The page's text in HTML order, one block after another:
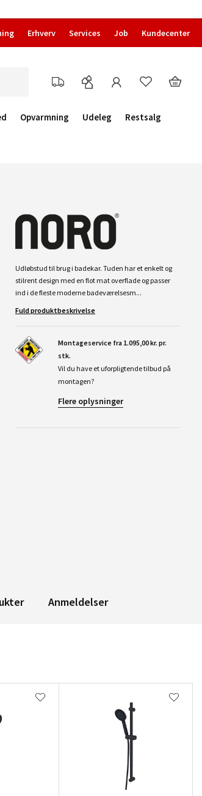
Erhverv Services Job Kundecenter
Opvarmning Udeleg
Restsalg
Udløbstud til brug i badekar. Tuden har et enkelt og
stilrent design med en flot mat overflade og passer
ind i de fleste moderne badeværelsesm...
Fuld produktbeskrivelse
Montageservice fra 1.095,00 kr. pr.
stk.
Vil du have et uforpligtende tilbud på
montagen?
Flere oplysninger
Anmeldelser